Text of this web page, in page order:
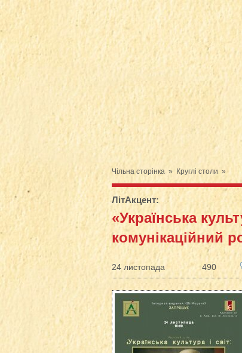
Чільна сторінка » Круглі столи »
ЛітАкцент:
«Українська
комунікаційний
24 листопада 490